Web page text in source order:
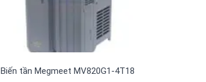
Biến tần Megmeet MV820G1-4T18.5B 18.5kW